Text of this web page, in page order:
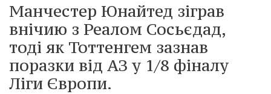
Манчестер Юнайтед зіграв
внічию з Реалом Сосьєдад,
тоді як Тоттенгем зазнав
поразки від АЗ у 1/8 фіналу
Ліги Європи.